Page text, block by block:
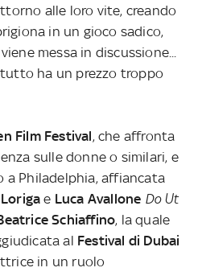
alle loro vite, creando
in un gioco sadico,
messa in discussione...
ha un prezzo troppo
Film Festival, che affronta
sulle donne o similari, e
a Philadelphia, affiancata
e Luca Avallone Do Ut
Schiaffino, la quale
al Festival di Dubai
in un ruolo